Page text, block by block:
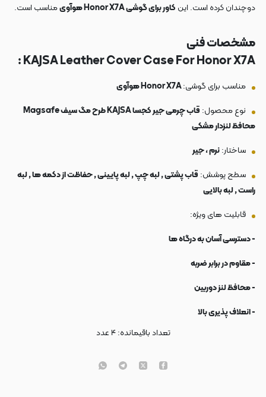
دوچندان کرده است. این کاور برای گوشی Honor X7A هوآوی مناسب است.
مشخصات فنی
KAJSA Leather Cover Case For Honor X7A :
مناسب برای گوشی:
نوع محصول:
قاب چرمی جیر کجسا KAJSA طرح مگ سیف Magsafe
محافظ لنزدار مشکی
ساختار:نرم ، جیر
سطح پوشش: قاب پشتی , لبه چپ , لبه پایینی , حفاظت از دکمه ها , لبه
راست , لبه بالایی
قابلیت های ویژه:
- دسترسی آسان به درگاه ها
- مقاوم در برابر ضربه
- محافظ لنز دوربین
- انعلاف پذیری بالا
تعداد باقیمانده: ۴عدد